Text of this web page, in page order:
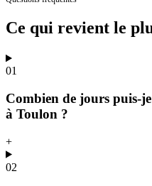
Ce qui revient le
01
Combien de jours puis-
à Toulon ?
+
02